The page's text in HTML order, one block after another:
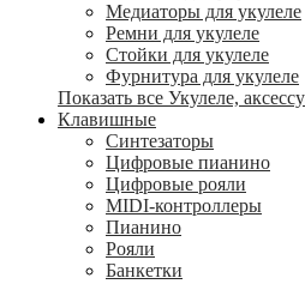
Медиаторы для укулеле
Ремни для укулеле
Стойки для укулеле
Фурнитура для укулеле
Показать все Укулеле,
Клавишные
Синтезаторы
Цифровые пианино
Цифровые рояли
MIDI-контроллеры
Пианино
Рояли
Банкетки